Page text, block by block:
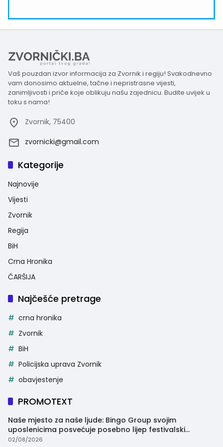
Vaš pouzdan izvor informacija za Zvornik i regiju! Svakodnevno
vam donosimo aktuelne, tačne i nepristrasne vijesti,
zanimljivosti i priče koje oblikuju našu zajednicu. Budite uvijek u
toku s nama!
Zvornik, 75400
zvornicki@gmail.com
Kategorije
Najnovije
Vijesti
Zvornik
Regija
BiH
Crna Hronika
ČARŠIJA
Najčešće pretrage
crna hronika
Zvornik
BiH
Policijska uprava Zvornik
obavjestenje
PROMOTEXT
Naše mjesto za naše ljude: Bingo Group svojim
uposlenicima posvećuje posebno lijep festivalski
trenutak
02/08/2026